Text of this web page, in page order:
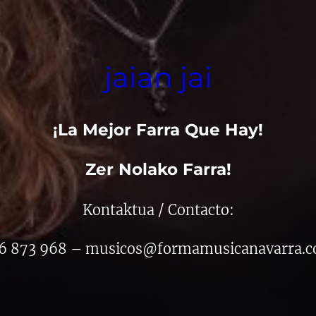
jaian jai
¡La Mejor Farra Que Hay!
Zer Nolako Farra!
Kontaktua / Contacto:
873 968 –